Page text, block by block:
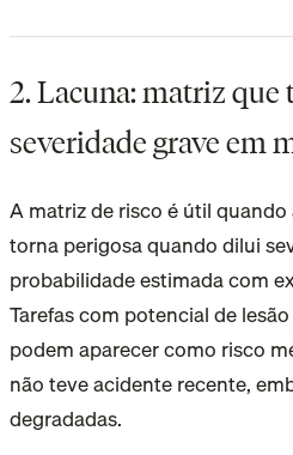
2. Lacuna: matriz que
severidade grave em
A matriz de risco é útil quando
torna perigosa quando dilui
probabilidade estimada com
Tarefas com potencial de
podem aparecer como risco
não teve acidente recente,
degradadas.